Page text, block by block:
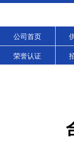
公司首页
荣誉认证